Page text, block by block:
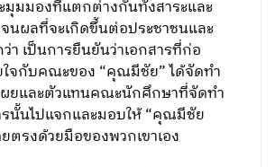
มุมมองที่แตกต่างกันทั้งสาระและ
นผลที่จะเกิดขึ้นต่อประชาชนและ
า เป็นการยืนยันว่าเอกสารที่ก่อ
ใจกับคณะของ “คุณมีชัย” ได้จัดทำ
ผยและตัวแทนคณะนักศึกษาที่จัดทำ
รนั้นไปแจกและมอบให้ “คุณมีชัย
ตรงด้วยมือของพวกเขาเอง